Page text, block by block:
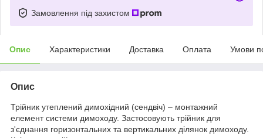
Замовлення під захистом
Опис Характеристики Доставка Оплата Умови
Опис
Трійник утеплений димохідний (сендвіч) – монтажний
елемент системи димоходу. Застосовують трійник для
з'єднання горизонтальних та вертикальних ділянок димоходу.